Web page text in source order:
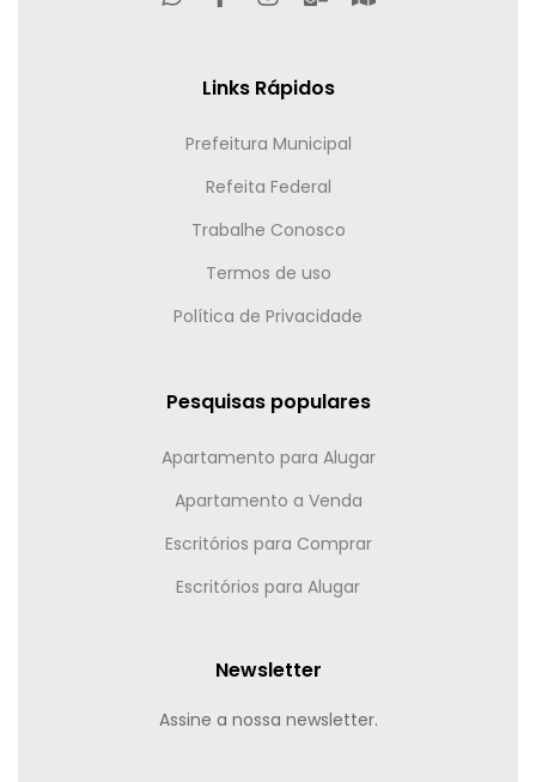
Links Rápidos
Prefeitura Municipal
Refeita Federal
Trabalhe Conosco
Termos de uso
Política de Privacidade
Pesquisas populares
Apartamento para Alugar
Apartamento a Venda
Escritórios para Comprar
Escritórios para Alugar
Newsletter
Assine a nossa newsletter.